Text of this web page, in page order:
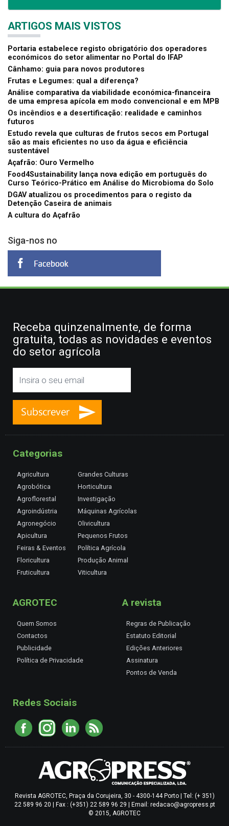
ARTIGOS MAIS VISTOS
Portaria estabelece registo obrigatório dos operadores
económicos do setor alimentar no Portal do IFAP
Cânhamo: guia para novos produtores
Frutas e Legumes: qual a diferença?
Análise comparativa da viabilidade económica-financeira
de uma empresa apícola em modo convencional e em MPB
Os incêndios e a desertificação: realidade e caminhos
futuros
Estudo revela que culturas de frutos secos em Portugal
são as mais eficientes no uso da água e eficiência
sustentável
Açafrão: Ouro Vermelho
Food4Sustainability lança nova edição em português do
Curso Teórico-Prático em Análise do Microbioma do Solo
DGAV atualizou os procedimentos para o registo da
Detenção Caseira de animais
A cultura do Açafrão
Siga-nos no
Receba quinzenalmente, de forma
gratuita, todas as novidades e eventos
do setor agrícola
Categorias
Agricultura
Agrobótica
Agroflorestal
Agroindústria
Agronegócio
Apicultura
Feiras & Eventos
Floricultura
Fruticultura
Grandes Culturas
Horticultura
Investigação
Máquinas Agrícolas
Olivicultura
Pequenos Frutos
Política Agrícola
Produção Animal
Viticultura
AGROTEC
Quem Somos
Contactos
Publicidade
Política de Privacidade
A revista
Regras de Publicação
Estatuto Editorial
Edições Anteriores
Assinatura
Pontos de Venda
Redes Sociais
Revista AGROTEC, Praça da Corujeira, 30 - 4300-144 Porto | Tel: (+ 351)
22 589 96 20 | Fax : (+351) 22 589 96 29 | Email: redacao@agropress.pt
© 2015, AGROTEC